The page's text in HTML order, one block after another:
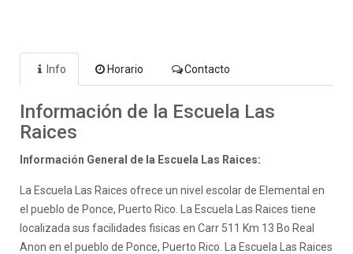
Info Horario Contacto
Información de la Escuela Las
Raices
Información General de la Escuela Las Raices:
La Escuela Las Raices ofrece un nivel escolar de Elemental en
el pueblo de Ponce, Puerto Rico. La Escuela Las Raices tiene
localizada sus facilidades fisicas en Carr 511 Km 13 Bo Real
Anon en el pueblo de Ponce, Puerto Rico. La Escuela Las Raices